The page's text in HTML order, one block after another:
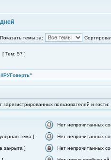
Показать темы за:
[ Тем: 57 ]
пользователей и гости:
Нет непрочитанных
тема ] Нет непрочитанных
закрыта ] Нет непрочитанных